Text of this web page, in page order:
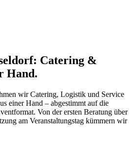
Catering &
Hand.
wir Catering, Logistik und Service
einer Hand – abgestimmt auf die
Von der ersten Beratung über
am Veranstaltungstag kümmern wir